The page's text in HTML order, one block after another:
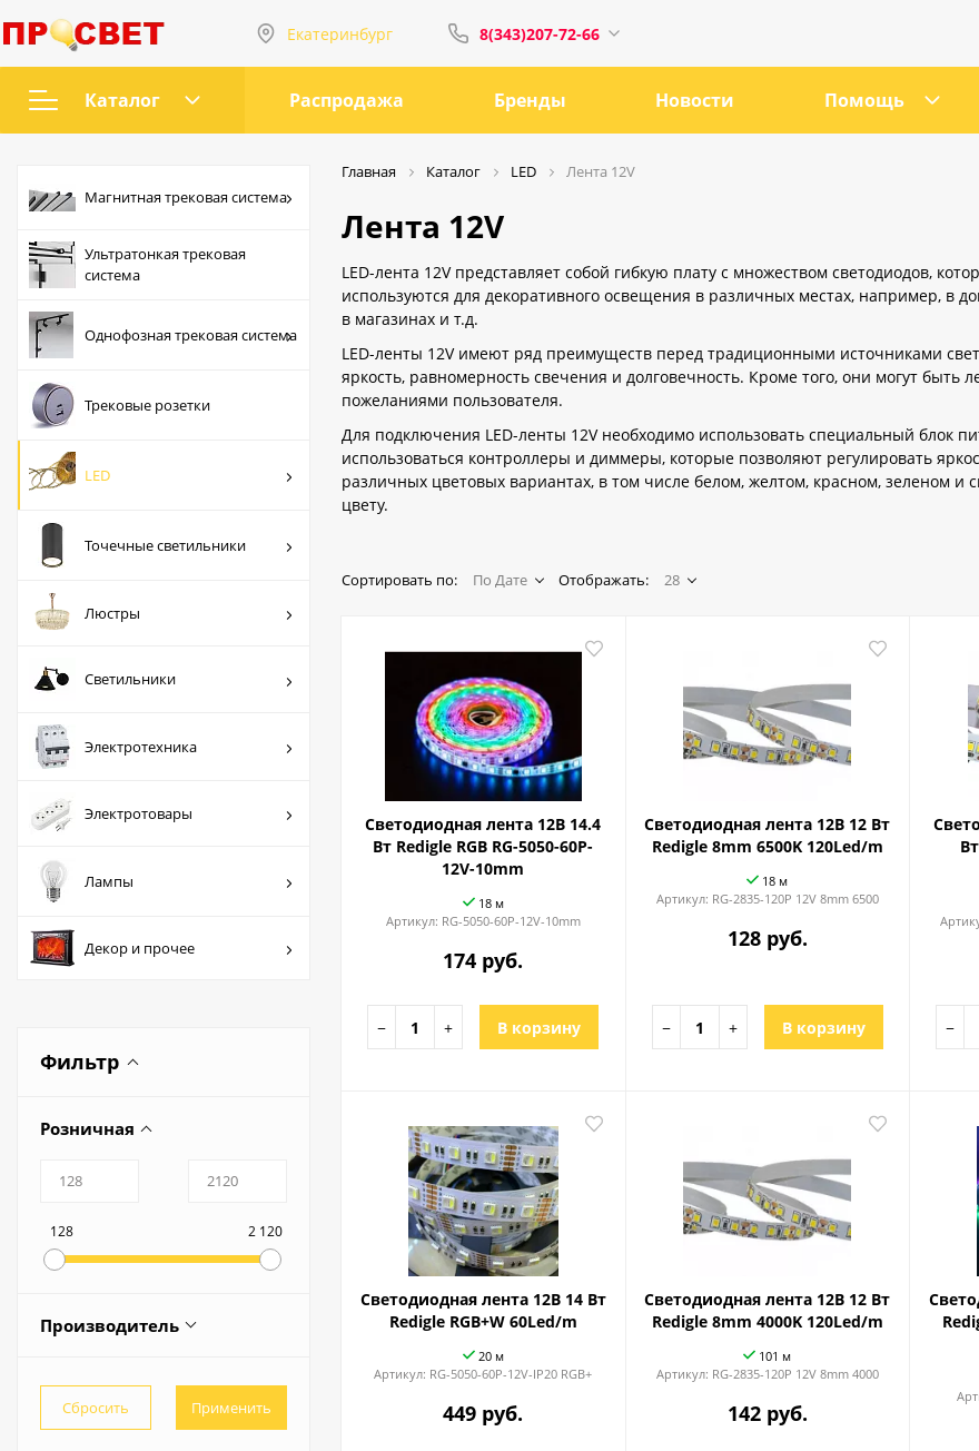
Екатеринбург 8(343)207-72-66
Интернет-магазин
8(343)207-72-66
ул Татищева, 58
8(912)222-58-58
пр. Орджоникидзе, 21
8(912)669-44-04
Пн-Пт с 9:00 до 20:00
Сб-Вс с 10:00 до 18:00
sales@prosvet66.ru
ул. Татищева, 58
пр. Орджоникидзе, 21
Каталог
система
трековая система
трековая система
LED
Точечные
светильники
Люстры
Светильники
Электротехника
Лампы
Декор и прочее
Распродажа Бренды Новости Помощь
Магнитная трековая система
Ультратонкая трековая
система
Однофозная трековая система
Трековые розетки
LED
Точечные светильники
Люстры
Светильники
Электротехника
Электротовары
Лампы
Декор и прочее
Фильтр
Розничная
128 2 120
Производитель
FERON
Главная Каталог LED Лента 12V
Лента 12V
LED-лента 12V представляет собой гибкую плату с множеством светодиодов,
используются для декоративного освещения в различных местах, например, в
в магазинах и т.д.
LED-ленты 12V имеют ряд преимуществ перед традиционными источниками
яркость, равномерность свечения и долговечность. Кроме того, они могут быть
пожеланиями пользователя.
Для подключения LED-ленты 12V необходимо использовать специальный блок
использоваться контроллеры и диммеры, которые позволяют регулировать
различных цветовых вариантах, в том числе белом, желтом, красном, зеленом
цвету.
Сортировать по: По Дате Отображать: 28
Светодиодная лента 12В 14.4
Вт Redigle RGB RG-5050-60P-
12V-10mm
18 м
Артикул: RG-5050-60P-12V-10mm
174 руб.
− + В корзину
Светодиодная лента 12В 12 Вт
Redigle 8mm 6500K 120Led/m
18 м
Артикул: RG-2835-120P 12V 8mm 6500
128 руб.
− + В корзину −
Светодиодная лента 12В 14 Вт
Redigle RGB+W 60Led/m
20 м
Артикул: RG-5050-60P-12V-IP20 RGB+
449 руб.
Светодиодная лента 12В 12 Вт
Redigle 8mm 4000K 120Led/m
101 м
Артикул: RG-2835-120P 12V 8mm 4000
142 руб.